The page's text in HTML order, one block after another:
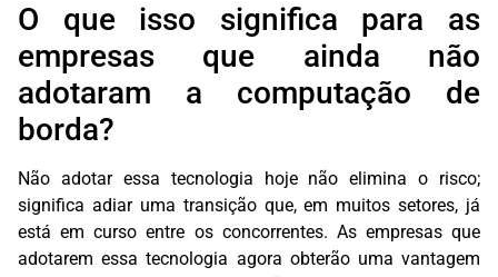
O que isso significa para as
empresas que ainda não
adotaram a computação de
borda?
Não adotar essa tecnologia hoje não elimina o risco;
significa adiar uma transição que, em muitos setores, já
está em curso entre os concorrentes. As empresas que
adotarem essa tecnologia agora obterão uma vantagem